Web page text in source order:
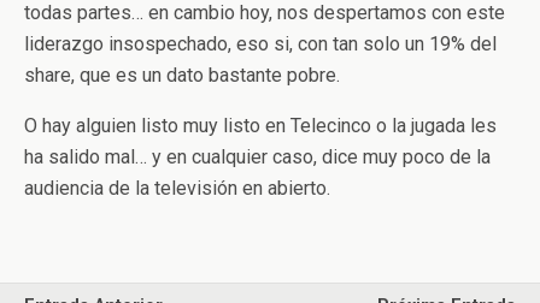
todas partes… en cambio hoy, nos despertamos con este
liderazgo insospechado, eso si, con tan solo un 19% del
share, que es un dato bastante pobre.
O hay alguien listo muy listo en Telecinco o la jugada les
ha salido mal… y en cualquier caso, dice muy poco de la
audiencia de la televisión en abierto.